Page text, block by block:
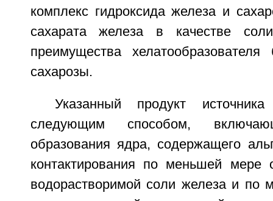
комплекс гидроксида железа и
сахарата железа в качестве
преимущества
сахарозы.
Указанный продукт
следующим способом,
образования ядра, содержащего
контактирования по меньшей мере
водорастворимой соли железа и по